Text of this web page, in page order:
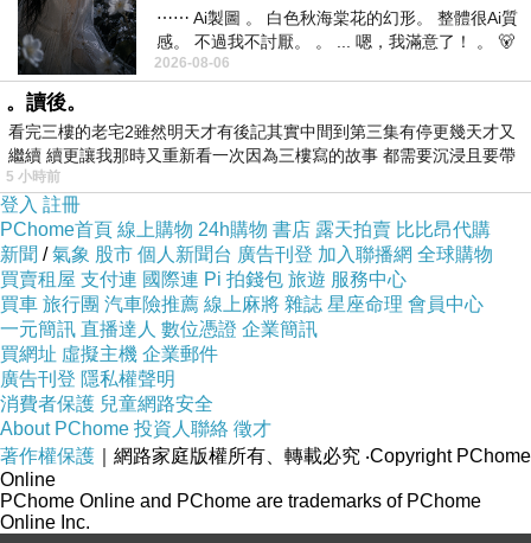
籲糖尿病友們
台長我也是)，不要隨便在女友家中單獨泡
澡啊！
⋯⋯ Ai製圖 。 白色秋海棠花的幻形。 整體很Ai質
感。 不過我不討厭。 。 ... 嗯，我滿意了！ 。 🐻
昨中
2026-08-06
。讀後。
看完三樓的老宅2雖然明天才有後記其實中間到第三集有停更幾天才又
繼續 續更讓我那時又重新看一次因為三樓寫的故事 都需要沉浸且要帶
有
5 小時前
登入 註冊
PChome首頁 線上購物 24h購物 書店 露天拍賣 比比昂代購
新聞 /氣象 股市 個人新聞台 廣告刊登 加入聯播網 全球購物
買賣租屋 支付連 國際連 Pi 拍錢包 旅遊 服務中心
買車 旅行團 汽車險推薦 線上麻將 雜誌 星座命理 會員中心
一元簡訊 直播達人 數位憑證 企業簡訊
買網址 虛擬主機 企業郵件
廣告刊登 隱私權聲明
消費者保護 兒童網路安全
About PChome 投資人聯絡 徵才
著作權保護 ｜網路家庭版權所有、轉載必究 ‧Copyright PChome
Online
PChome Online and PChome are trademarks of PChome
Online Inc.